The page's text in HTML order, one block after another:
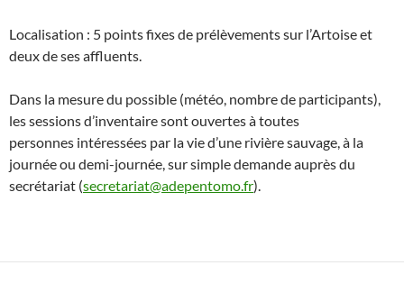
Localisation : 5 points fixes de prélèvements sur l’Artoise et
deux de ses affluents.
Dans la mesure du possible (météo, nombre de participants),
les sessions d’inventaire sont ouvertes à toutes
personnes intéressées par la vie d’une rivière sauvage, à la
journée ou demi-journée, sur simple demande auprès du
secrétariat (secretariat@adepentomo.fr).